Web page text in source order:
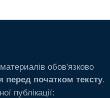
обов'язково
перед початком тексту.
публікації: